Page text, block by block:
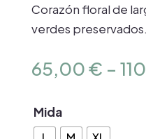
Corazón floral de
verdes preservados.
65,00€ –
Mida